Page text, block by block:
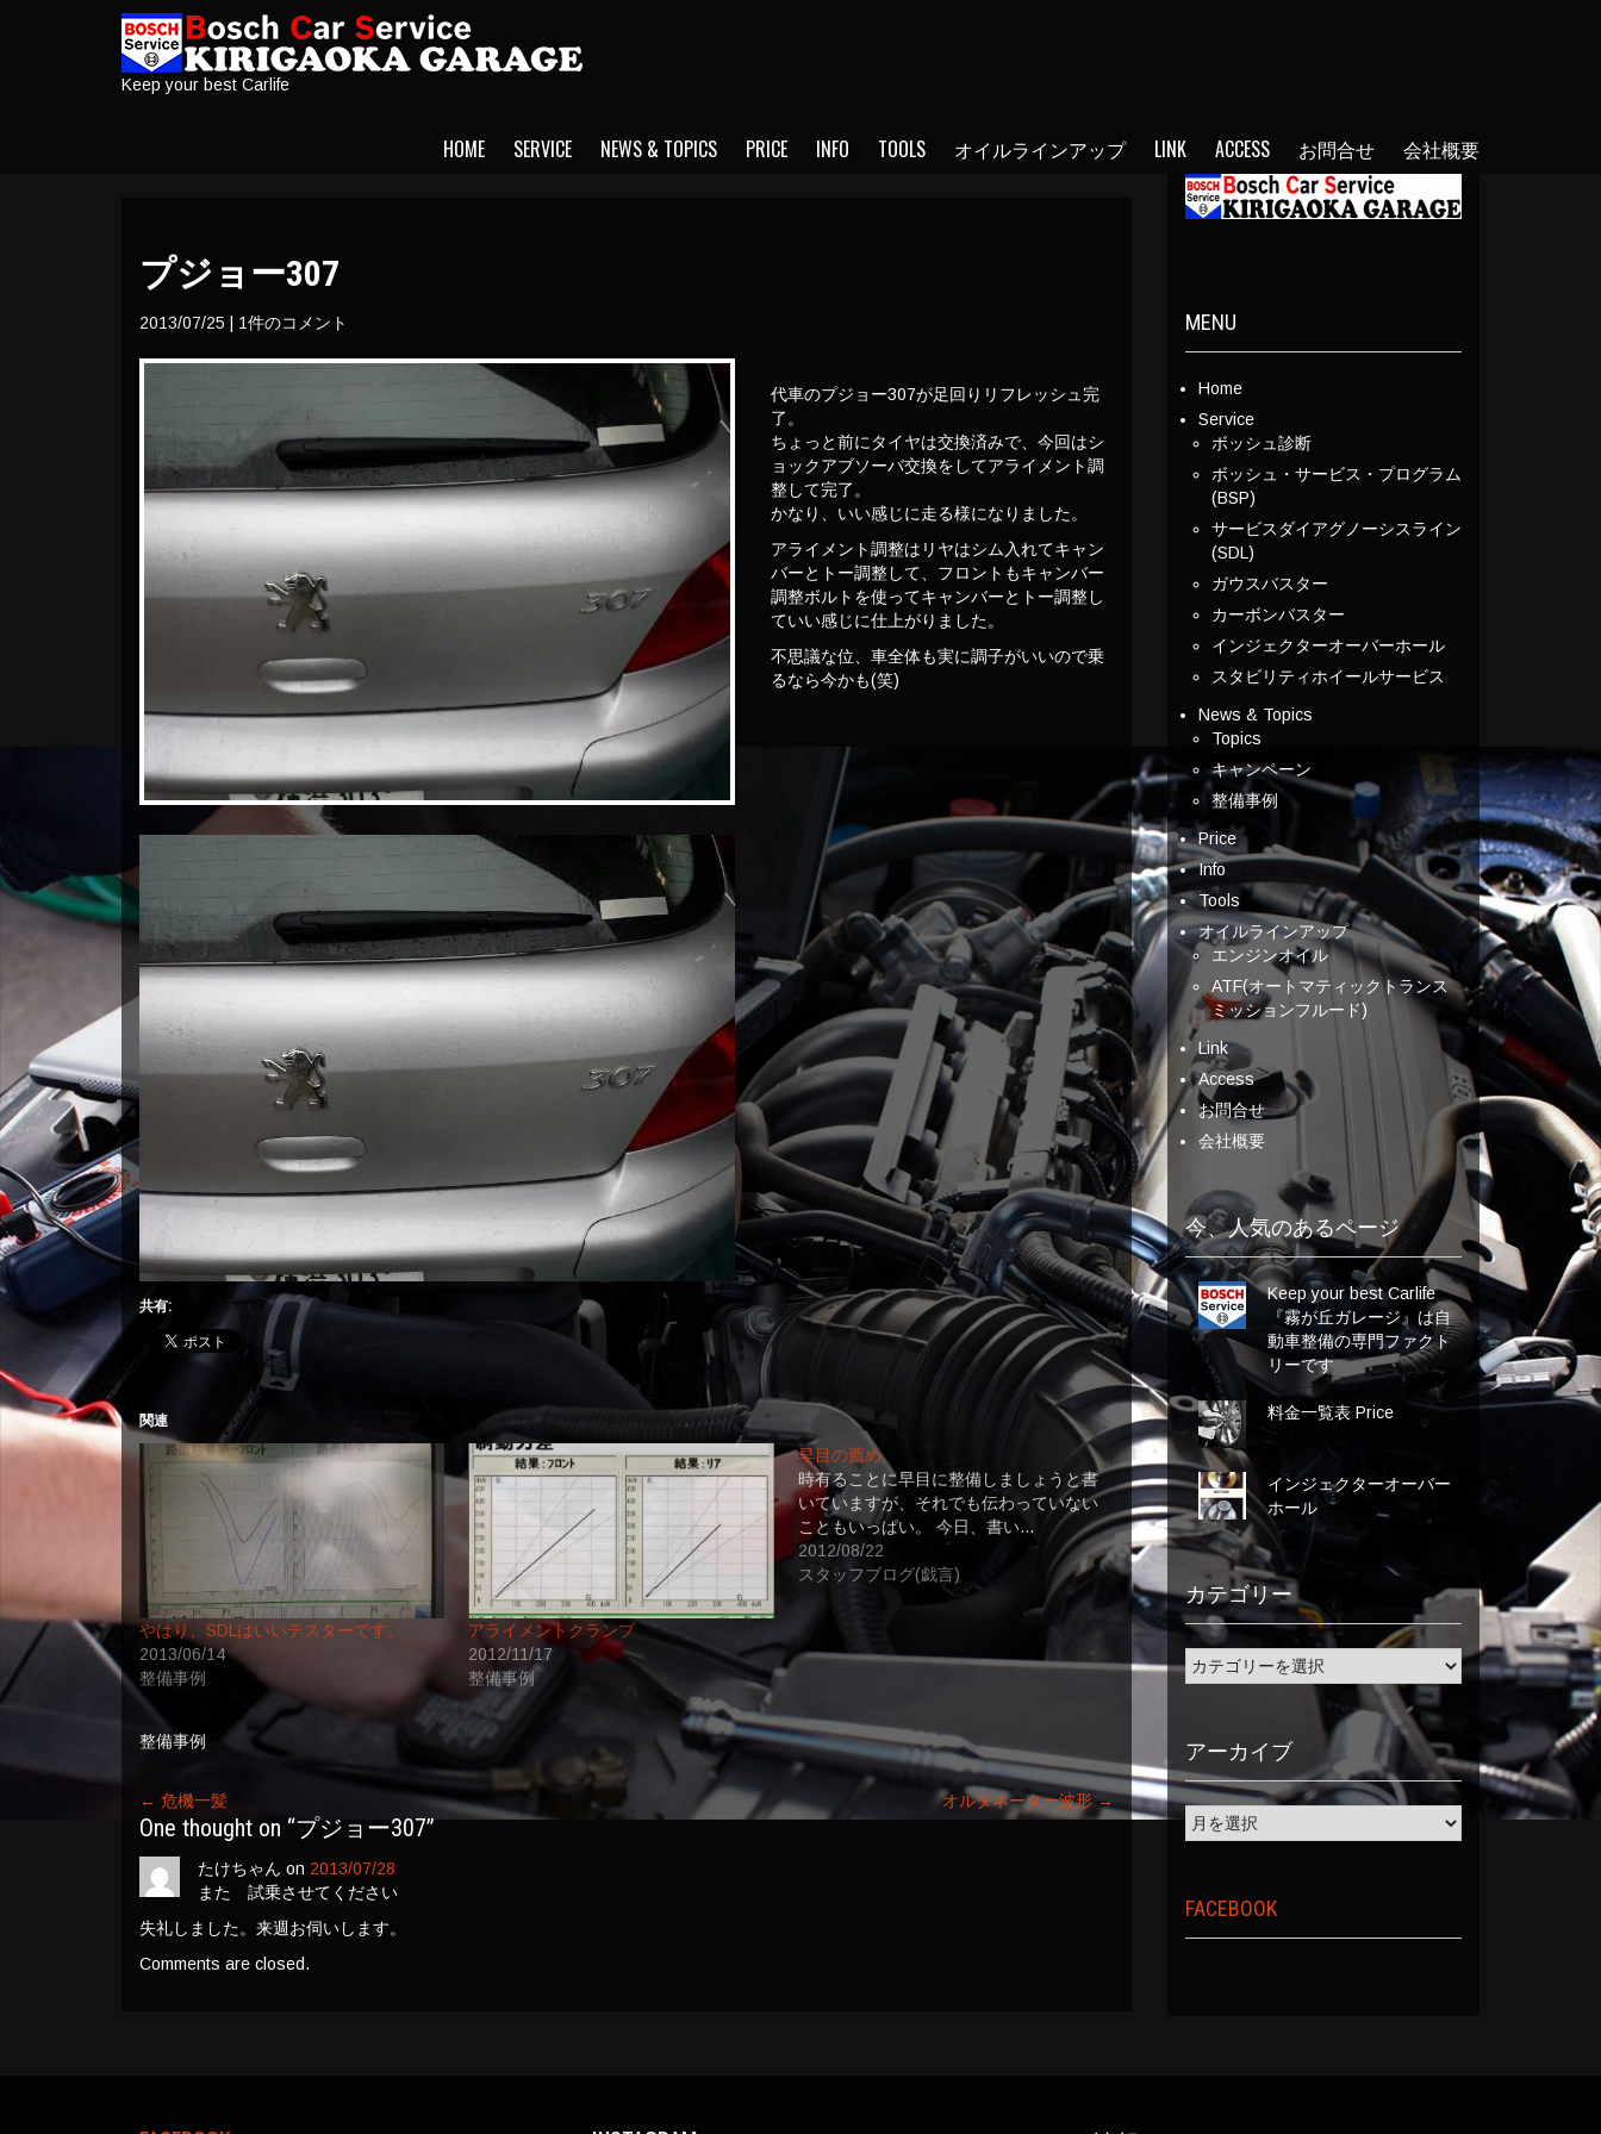
Keep your best Carlife
HOME SERVICE NEWS & TOPICS PRICE INFO TOOLS オイルラインアップ LINK ACCESS お問合せ 会社概要
プジョー307
2013/07/25 1件のコメント
代車のプジョー307が足回りリフレッシュ完
了。
ちょっと前にタイヤは交換済みで、今回はシ
ョックアブソーバ交換をしてアライメント調
整して完了。
かなり、いい感じに走る様になりました。
アライメント調整はリヤはシム入れてキャン
バーとトー調整して、フロントもキャンバー
調整ボルトを使ってキャンバーとトー調整し
ていい感じに仕上がりました。
不思議な位、車全体も実に調子がいいので乗
るなら今かも(笑)
共有:
関連
やはり、SDLはいいテスターです。
2013/06/14
整備事例
アライメントクランプ
2012/11/17
整備事例
早目の薦め
時有ることに早目に整備しましょうと書
いていますが、それでも伝わっていない
こともいっぱい。 今日、書い…
2012/08/22
スタッフブログ(戯言)
整備事例
← 危機一髪 オルタネーター波形 →
One thought on “プジョー307”
たけちゃん on 2013/07/28
また 試乗させてください
失礼しました。来週お伺いします。
Comments are closed.
MENU
Home
Service
ボッシュ診断
ボッシュ・サービス・プログラム
(BSP)
サービスダイアグノーシスライン
(SDL)
ガウスバスター
カーボンバスター
インジェクターオーバーホール
スタビリティホイールサービス
News & Topics
Topics
キャンペーン
整備事例
Price
Info
Tools
オイルラインアップ
エンジンオイル
ATF(オートマティックトランス
ミッションフルード)
Link
Access
お問合せ
会社概要
今、人気のあるページ
Keep your best Carlife
『霧が丘ガレージ』は自
動車整備の専門ファクト
リーです
料金一覧表 Price
インジェクターオーバー
ホール
カテゴリー
アーカイブ
FACEBOOK